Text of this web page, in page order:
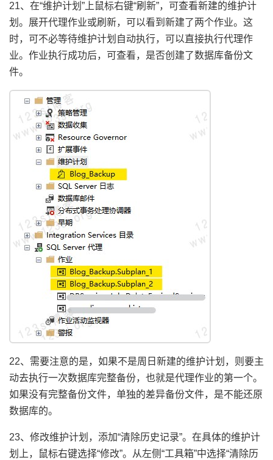
21、在“维护计划”上鼠标右键“刷新”，可查看新建的维护计
划。展开代理作业或刷新，可以看到新建了两个作业。这
时，可不必等待维护计划自动执行，可以直接执行代理作
业。作业执行成功后，可查看，是否创建了数据库备份文
件。
22、需要注意的是，如果不是周日新建的维护计划，则要主
动去执行一次数据库完整备份，也就是代理作业的第一个。
如果没有完整备份文件，单独的差异备份文件，是不能还原
数据库的。
23、修改维护计划，添加“清除历史记录”。在具体的维护计
划上，鼠标右键选择“修改”。从左侧“工具箱”中选择“清除历